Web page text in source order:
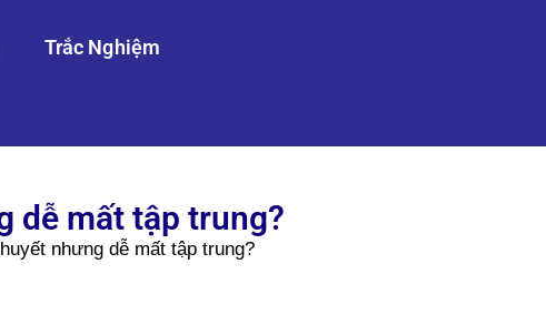
Trắc Nghiệm
dễ mất tập trung?
nhưng dễ mất tập trung?